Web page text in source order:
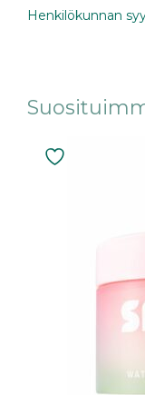
Henkilökunnan